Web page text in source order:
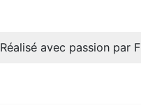
Réalisé avec passion par